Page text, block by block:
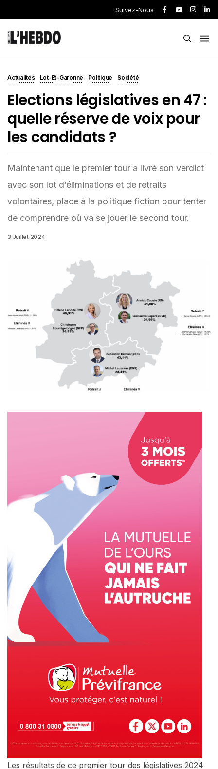
Suivez-Nous
Actualités Lot-Et-Garonne Politique Société
Elections législatives en 47 :
quelle réserve de voix pour
les candidats ?
Maintenant que le premier tour a livré son verdict
avec son lot d’éliminations et de retraits
volontaires, place à la politique fiction pour tenter
de comprendre où va se jouer le second tour.
3 Juillet 2024
Les résultats de ce premier tour des législatives 2024